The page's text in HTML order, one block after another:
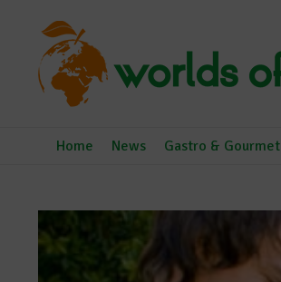
Home News Gastro & Gourmet